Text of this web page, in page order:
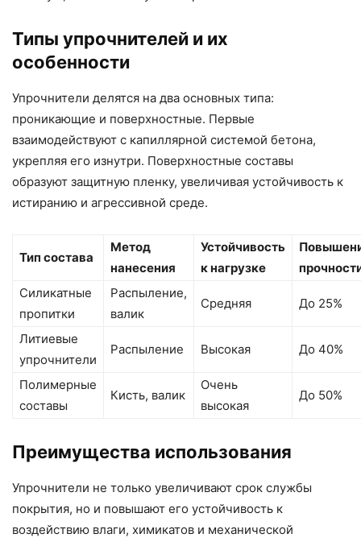
Типы упрочнителей и их
особенности
Упрочнители делятся на два основных типа:
проникающие и поверхностные. Первые
взаимодействуют с капиллярной системой бетона,
укрепляя его изнутри. Поверхностные составы
образуют защитную пленку, увеличивая устойчивость к
истиранию и агрессивной среде.
Тип состава
Метод
нанесения
Устойчивость
к нагрузке
Силикатные
пропитки
Распыление,
валик
Средняя До 25%
Литиевые
упрочнители
Распыление Высокая До 40%
Полимерные
составы
Кисть, валик
Очень
высокая
До 50%
Преимущества использования
Упрочнители не только увеличивают срок службы
покрытия, но и повышают его устойчивость к
воздействию влаги, химикатов и механической